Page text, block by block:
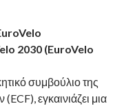
2030 (EuroVelo
συμβούλιο της
εγκαινιάζει μια